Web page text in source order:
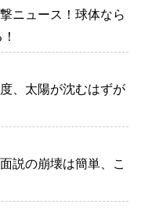
ニュース！球体なら
、太陽が沈むはずが
説の崩壊は簡単、こ